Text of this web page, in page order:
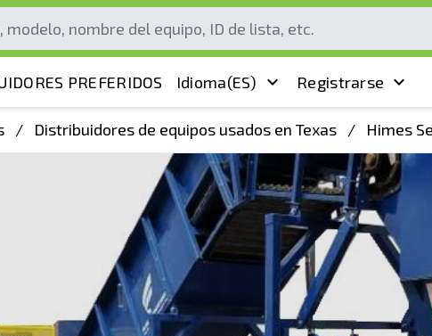
PREFERIDOS Idioma(ES) Registrarse
/ Distribuidores de equipos usados en Texas / Himes